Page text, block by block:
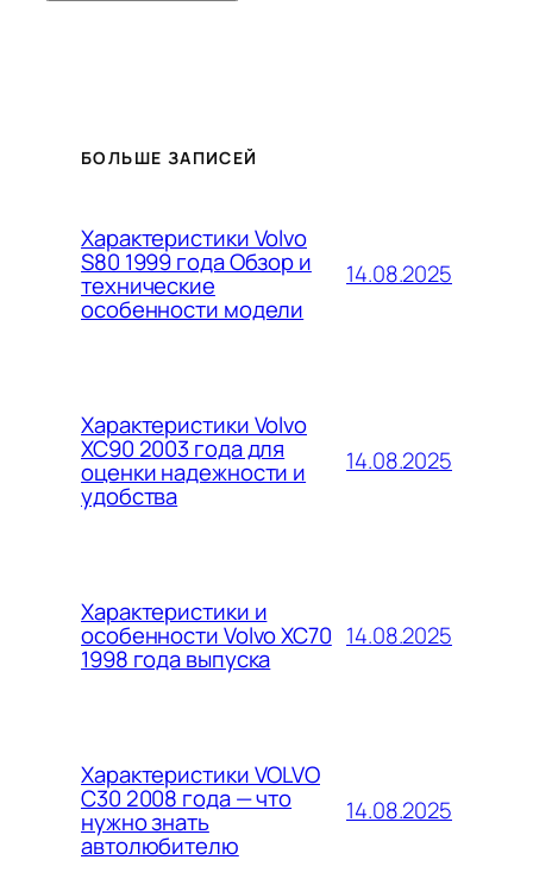
БОЛЬШЕ ЗАПИСЕЙ
Характеристики Volvo
S80 1999 года Обзор и
технические
особенности модели
14.08.2025
Характеристики Volvo
XC90 2003 года для
оценки надежности и
удобства
14.08.2025
Характеристики и
особенности Volvo XC70
1998 года выпуска
14.08.2025
Характеристики VOLVO
C30 2008 года — что
нужно знать
автолюбителю
14.08.2025